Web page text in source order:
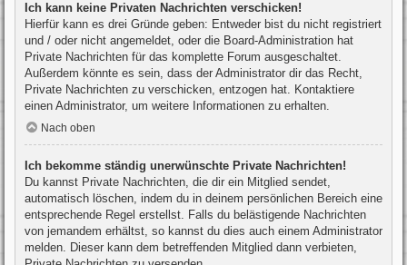
Ich kann keine Privaten Nachrichten verschicken!
Hierfür kann es drei Gründe geben: Entweder bist du nicht registriert
und / oder nicht angemeldet, oder die Board-Administration hat
Private Nachrichten für das komplette Forum ausgeschaltet.
Außerdem könnte es sein, dass der Administrator dir das Recht,
Private Nachrichten zu verschicken, entzogen hat. Kontaktiere
einen Administrator, um weitere Informationen zu erhalten.
Nach oben
Ich bekomme ständig unerwünschte Private Nachrichten!
Du kannst Private Nachrichten, die dir ein Mitglied sendet,
automatisch löschen, indem du in deinem persönlichen Bereich eine
entsprechende Regel erstellst. Falls du belästigende Nachrichten
von jemandem erhältst, so kannst du dies auch einem Administrator
melden. Dieser kann dem betreffenden Mitglied dann verbieten,